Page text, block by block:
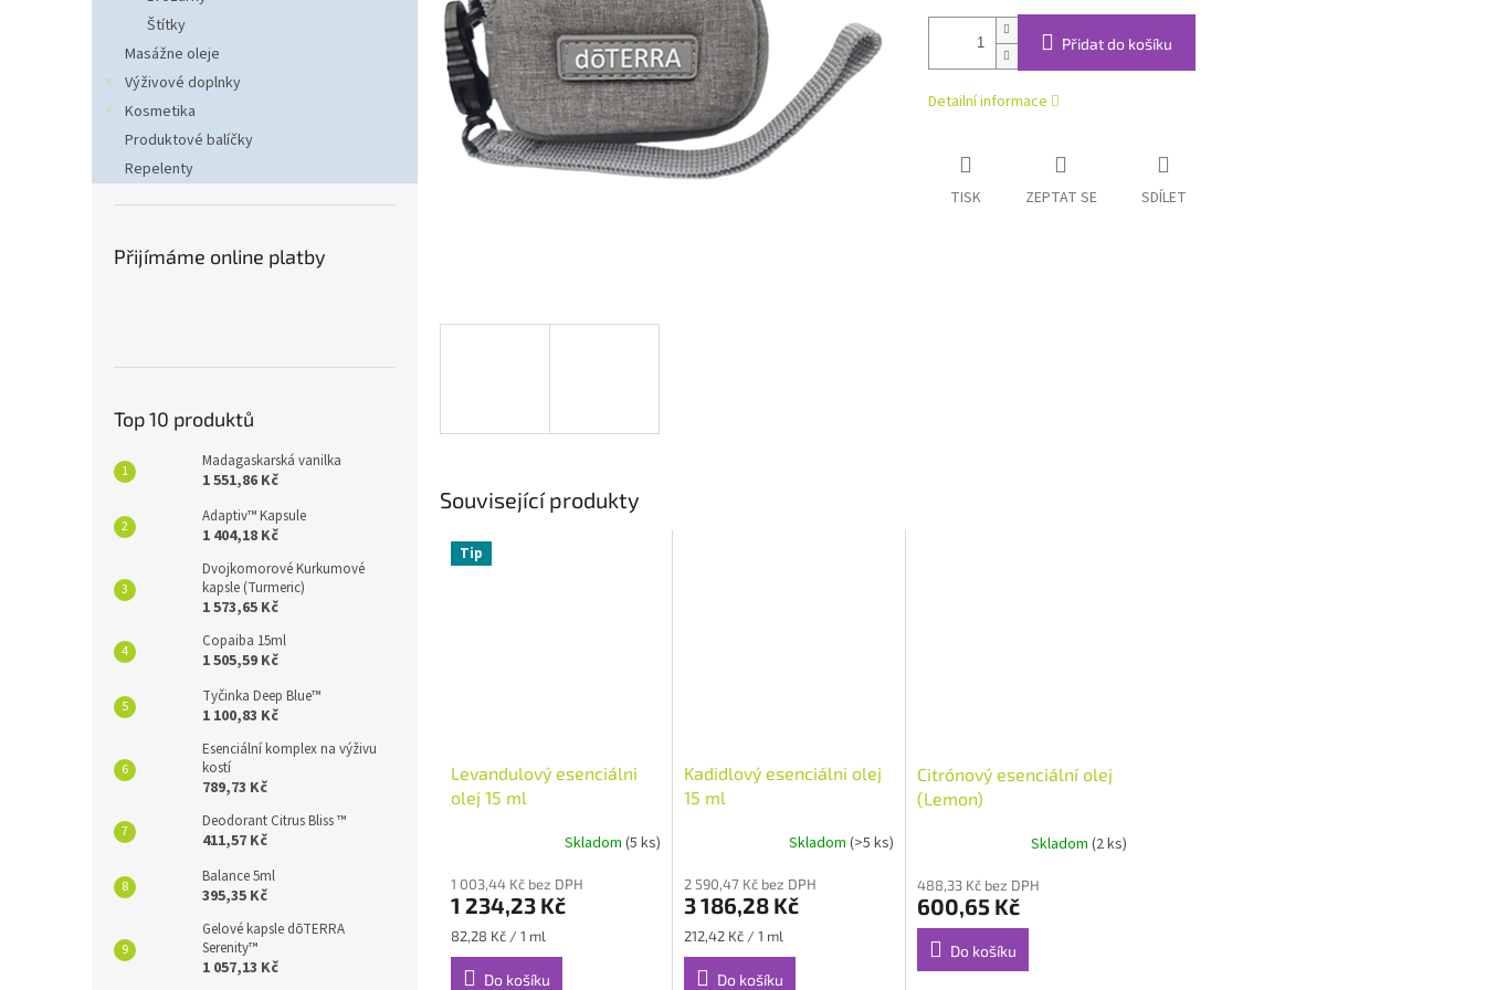
Štítky
Masážne oleje
Výživové doplnky
Kosmetika
Produktové balíčky
Repelenty
Přijímáme online platby
Top 10 produktů
Madagaskarská vanilka
1 551,86 Kč
Adaptiv™ Kapsule
1 404,18 Kč
Dvojkomorové Kurkumové
kapsle (Turmeric)
1 573,65 Kč
Copaiba 15ml
1 505,59 Kč
Tyčinka Deep Blue™
1 100,83 Kč
Esenciální komplex na výživu
kostí
789,73 Kč
Deodorant Citrus Bliss ™
411,57 Kč
Balance 5ml
395,35 Kč
Gelové kapsle dōTERRA
Serenity™
1 057,13 Kč
Přidat do košíku
Detailní informace
TISK ZEPTAT SE SDÍLET
Související produkty
Tip
Levandulový esenciálni
olej 15 ml
produktu
je
4,2
Skladom (5 ks)
1 003,44 Kč bez DPH
1 234,23 Kč
Měrná
cena:
82,28 Kč / 1 ml
Do košíku
Kadidlový esenciálni olej
15 ml
produktu
je
3,1
Skladom (>5 ks)
2 590,47 Kč bez DPH
3 186,28 Kč
Měrná
cena:
212,42 Kč / 1 ml
Do košíku
Citrónový esenciální olej
(Lemon)
Skladom(2 ks)
488,33 Kč bez DPH
600,65 Kč
Do košíku